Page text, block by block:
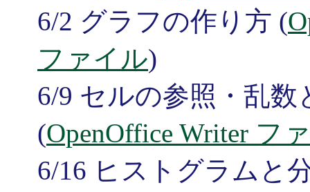
6/2 グラフの作り方 (
ファイル)
6/9 セルの参照・乱
(OpenOffice Writer フ
6/16 ヒストグラムと